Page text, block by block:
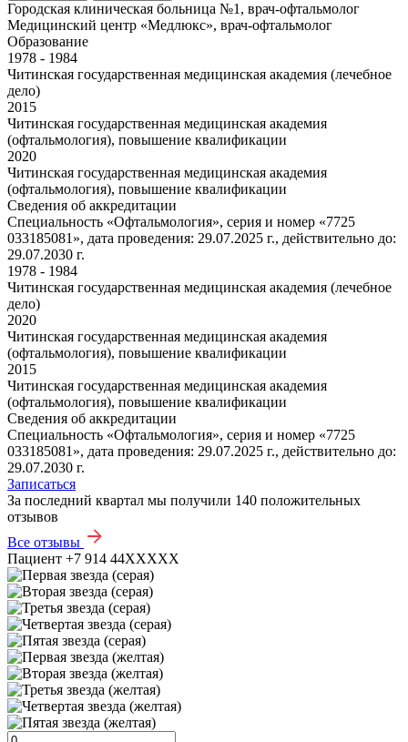
Городская клиническая больница №1, врач-офтальмолог
Медицинский центр «Медлюкс», врач-офтальмолог
Образование
1978 - 1984
Читинская государственная медицинская академия (лечебное
дело)
2015
Читинская государственная медицинская академия
(офтальмология), повышение квалификации
2020
Читинская государственная медицинская академия
(офтальмология), повышение квалификации
Сведения об аккредитации
Специальность «Офтальмология», серия и номер «7725
033185081», дата проведения: 29.07.2025 г., действительно до:
29.07.2030 г.
1978 - 1984
Читинская государственная медицинская академия (лечебное
дело)
2020
Читинская государственная медицинская академия
(офтальмология), повышение квалификации
2015
Читинская государственная медицинская академия
(офтальмология), повышение квалификации
Сведения об аккредитации
Специальность «Офтальмология», серия и номер «7725
033185081», дата проведения: 29.07.2025 г., действительно до:
29.07.2030 г.
Записаться
За последний квартал мы получили 140 положительных
отзывов
Все отзывы
Пациент +7 914 44XXXXX